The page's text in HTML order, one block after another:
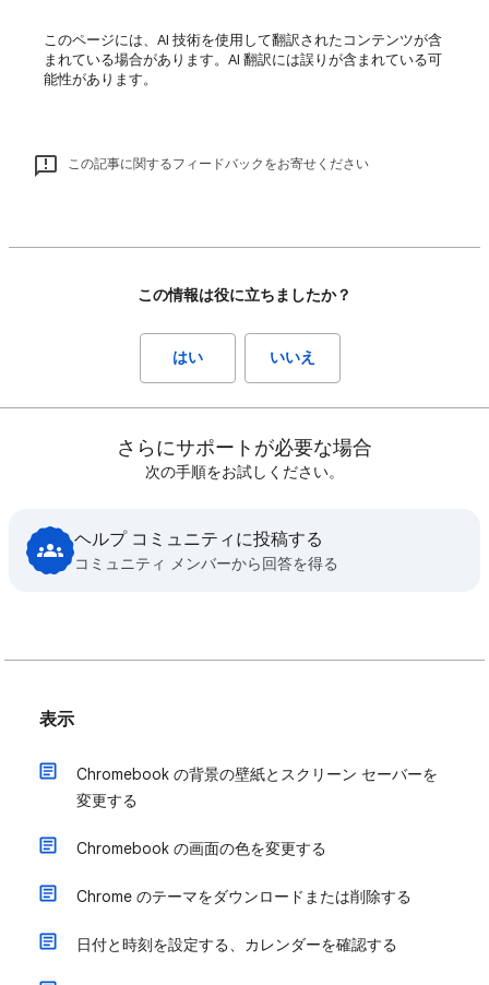
このページには、AI 技術を使用して翻訳されたコンテンツが含
まれている場合があります。AI 翻訳には誤りが含まれている可
能性があります。
この記事に関するフィードバックをお寄せください
この情報は役に立ちましたか？
はい いいえ
さらにサポートが必要な場合
次の手順をお試しください。
ヘルプ コミュニティに投稿する
コミュニティ メンバーから回答を得る
表示
Chromebook の背景の壁紙とスクリーン セーバーを
変更する
Chromebook の画面の色を変更する
Chrome のテーマをダウンロードまたは削除する
日付と時刻を設定する、カレンダーを確認する